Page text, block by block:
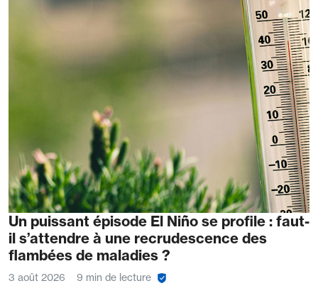
Un puissant épisode El Niño se profile : faut-
il s’attendre à une recrudescence des
flambées de maladies ?
3 août 2026 9 min de lecture